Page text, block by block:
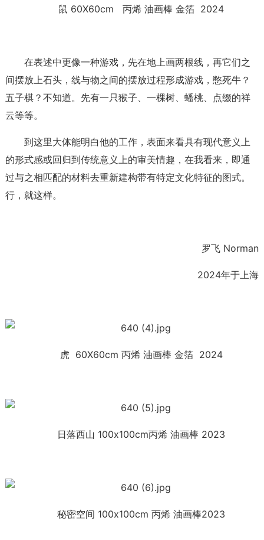
鼠 60X60cm 丙烯 油画棒 金箔 2024
在表述中更像一种游戏，先在地上画两根线，再它们之
间摆放上石头，线与物之间的摆放过程形成游戏，憋死牛？
五子棋？不知道。先有一只猴子、一棵树、蟠桃、点缀的祥
云等等。
到这里大体能明白他的工作，表面来看具有现代意义上
的形式感或回归到传统意义上的审美情趣，在我看来，即通
过与之相匹配的材料去重新建构带有特定文化特征的图式。
行，就这样。
罗飞 Norman
2024年于上海
虎 60X60cm 丙烯 油画棒 金箔 2024
日落西山 100x100cm丙烯 油画棒 2023
秘密空间 100x100cm 丙烯 油画棒2023